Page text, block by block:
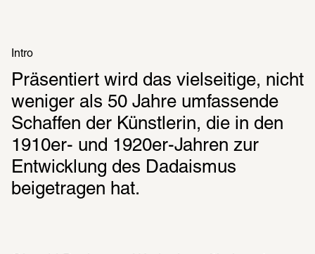
Rund 80 Werke aus 50 Jahren
künstlerischen Schaffens werden gezeigt
Darunter experimentelle Collagen,
figurative Darstellungen, abstrakte
Gemälde sowie historische Fotografien und
Intro
Präsentiert wird das vielseitige, nicht
weniger als 50 Jahre umfassende
Schaffen der Künstlerin, die in den
1910er- und 1920er-Jahren zur
Entwicklung des Dadaismus
beigetragen hat.